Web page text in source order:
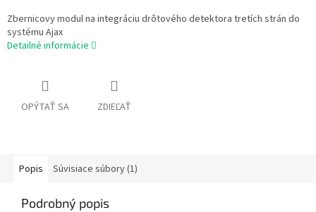
Zbernicovy modul na integráciu drôtového detektora tretích strán do
systému Ajax
Detailné informácie
OPÝTAŤ SA ZDIEĽAŤ
Popis Súvisiace súbory (1)
Podrobný popis